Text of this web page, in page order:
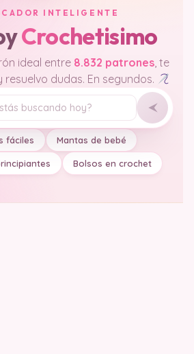
INTELIGENTE
Crochetisimo
ideal entre 8.832 patrones , te
dudas. En segundos.
fáciles Mantas de bebé
Bolsos en crochet